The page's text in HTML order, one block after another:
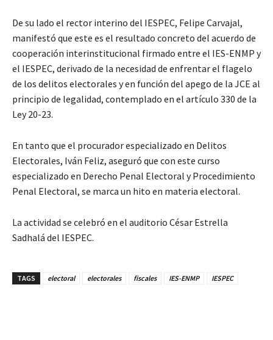
De su lado el rector interino del IESPEC, Felipe Carvajal,
manifestó que este es el resultado concreto del acuerdo de
cooperación interinstitucional firmado entre el IES-ENMP y
el IESPEC, derivado de la necesidad de enfrentar el flagelo
de los delitos electorales y en función del apego de la JCE al
principio de legalidad, contemplado en el artículo 330 de la
Ley 20-23.
En tanto que el procurador especializado en Delitos
Electorales, Iván Feliz, aseguró que con este curso
especializado en Derecho Penal Electoral y Procedimiento
Penal Electoral, se marca un hito en materia electoral.
La actividad se celebró en el auditorio César Estrella
Sadhalá del IESPEC.
TAGS electoral electorales fiscales IES-ENMP IESPEC